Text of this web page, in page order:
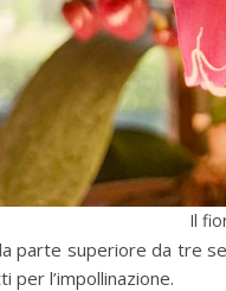
Il
parte superiore da tre
per l’impollinazione.